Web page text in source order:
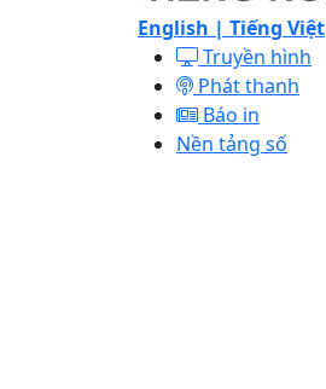
English | Tiếng Việt
Truyền hình
Phát thanh
Báo in
Nền tảng số